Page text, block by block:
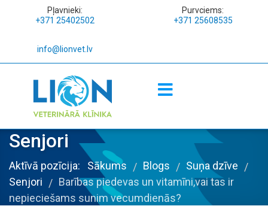
Pļavnieki:
+371 25402502
Purvciems:
+371 25608535
info@lionvet.lv
Senjori
Aktīvā pozīcija: Sākums / Blogs / Suņa dzīve /
Senjori / Barības piedevas un vitamīni,vai tas ir
nepieciešams sunim vecumdienās?